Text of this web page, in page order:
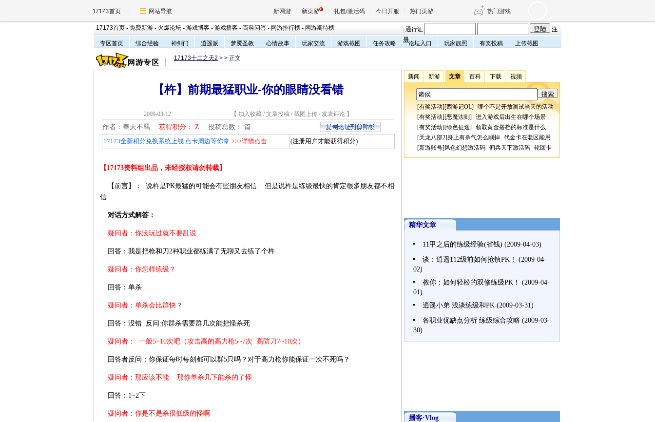
17173首页 网站导航 新网游 新页游 礼包/激活码 今日开服 热门页游 热门游戏
天堂 剑网3旗舰版 新天龙八部
王权与自由 诛仙世界 仙剑世界
17173首页 - 免费新游 - 火爆论坛 - 游戏博客 - 游戏播客 - 百科问答 - 网游排行榜 - 网游期待榜 通行证
注
册
专区首页 综合经验 神剑门 逍遥派 梦魇圣教 心情故事 玩家交流 游戏截图 任务攻略 论坛入口 玩家靓照 有奖投稿 上传截图
17173十二之天2 > > 正文
【杵】前期最猛职业-你的眼睛没看错
2009-03-12 【 加入收藏 / 文章投稿 / 截图上传 / 发表评论 】
作者：奉天不羁 获得积分： Z 投稿总数： 篇
17173全新积分兑换系统上线 点卡周边等你拿 >>>详情点击 (注册用户才能获得积分)
【17173资料组出品，未经授权请勿转载】
【前言】： 说杵是PK最猛的可能会有些朋友相信 但是说杵是练级最快的肯定很多朋友都不相
信
对话方式解答：
疑问者：你没玩过就不要乱说
回答：我是把枪和刀2种职业都练满了无聊又去练了个杵
疑问者：你怎样练级？
回答：单杀
疑问者：单杀会比群快？
回答：没错 反问:你群杀需要群几次能把怪杀死
疑问者： 一般5~10次吧（攻击高的高力枪5~7次 高防刀7~10次）
回答者反问：你保证每时每刻都可以群5只吗？对于高力枪你能保证一次不死吗？
疑问者：那应该不能 那你单杀几下能杀的了怪
回答：1~2下
疑问者：你是不是杀很低级的怪啊
新闻 新游 文章 百科 下载 视频
[有奖活动][西游记OL] 哪个不是开放测试当天的活动
[有奖活动][恶魔法则 ] 进入游戏后出生在哪个场景
[有奖活动][绿色征途] 领取黄金搭档的标准是什么
[天龙八部2]身上有杀气怎么削掉 代金卡在老区能用
[新游账号]风色幻想激活码 佣兵天下激活码 轮回卡
精华文章
11甲之后的练级经验(省钱) (2009-04-03)
谈：逍遥112级前如何抢镇PK！
(2009-04-
02)
教你：如何轻松的双修练级PK！
(2009-04-
01)
逍遥小弟 浅谈练级和PK (2009-03-31)
各职业优缺点分析 练级综合攻略 (2009-03-
30)
播客·Vlog